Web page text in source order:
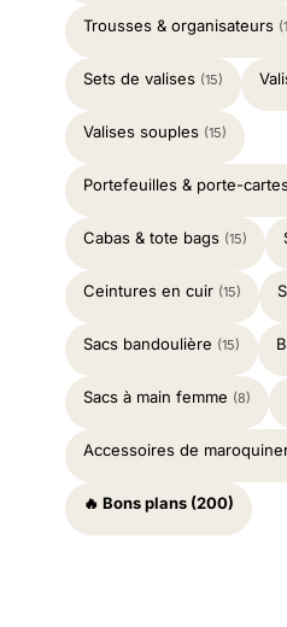
Trousses & organisateurs
Sets de valises (15)
Valises souples (15)
Portefeuilles & porte-
Cabas & tote bags (15)
Ceintures en cuir (15)
Sacs bandoulière (15)
Sacs à main femme (8)
Accessoires de
🔥 Bons plans (200)